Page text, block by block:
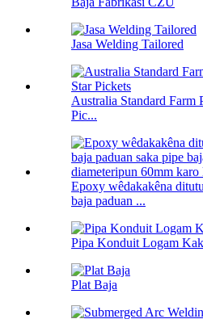
Jasa Welding Tailored
Australia Standard Farm
Pic...
Epoxy wêdakakêna
baja paduan ...
Pipa Konduit Logam
Plat Baja